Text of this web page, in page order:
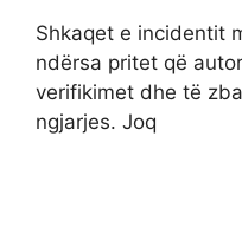
Shkaqet e incidentit
ndërsa pritet që
verifikimet dhe të
ngjarjes. Joq